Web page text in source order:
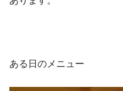
ある日のメニュー